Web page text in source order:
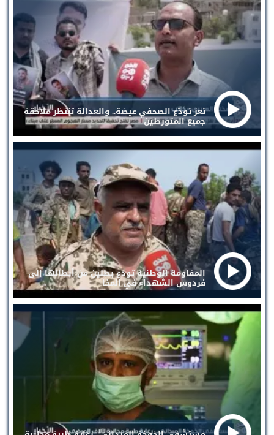
تعز تودّع الصحفي عيضة.. والعدالة تنتظر ملاحقة
جميع المتورطين
المقاومة الوطنية تودع بطلين من أبطالها إلى
فردوس الشهداء في المخا